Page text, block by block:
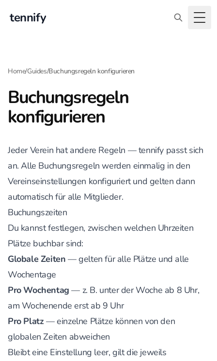
tennify
Home/Guides/Buchungsregeln konfigurieren
Buchungsregeln
konfigurieren
Jeder Verein hat andere Regeln — tennify passt sich
an. Alle Buchungsregeln werden einmalig in den
Vereinseinstellungen konfiguriert und gelten dann
automatisch für alle Mitglieder.
Buchungszeiten
Du kannst festlegen, zwischen welchen Uhrzeiten
Plätze buchbar sind:
Globale Zeiten — gelten für alle Plätze und alle
Wochentage
Pro Wochentag — z. B. unter der Woche ab 8 Uhr,
am Wochenende erst ab 9 Uhr
Pro Platz — einzelne Plätze können von den
globalen Zeiten abweichen
Bleibt eine Einstellung leer, gilt die jeweils